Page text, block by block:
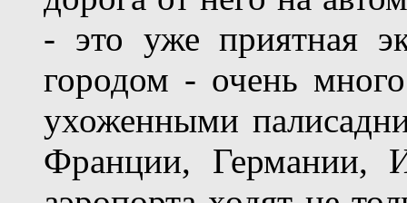
- это уже приятная
городом - очень
ухоженными
Франции, Германии,